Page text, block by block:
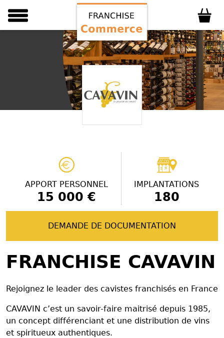
APPORT PERSONNEL
15 000 €
IMPLANTATIONS
180
DEMANDE DE DOCUMENTATION
FRANCHISE CAVAVIN
Rejoignez le leader des cavistes franchisés en France
CAVAVIN c’est un savoir-faire maitrisé depuis 1985,
un concept différenciant et une distribution de vins
et spiritueux authentiques.